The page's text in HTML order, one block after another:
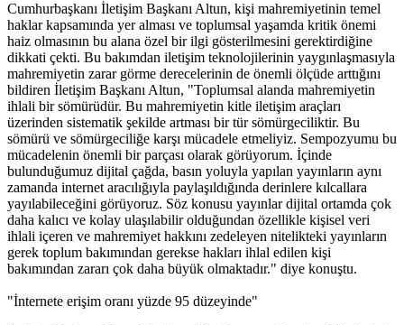
Cumhurbaşkanı İletişim Başkanı Altun, kişi mahremiyetinin temel
haklar kapsamında yer alması ve toplumsal yaşamda kritik önemi
haiz olmasının bu alana özel bir ilgi gösterilmesini gerektirdiğine
dikkati çekti. Bu bakımdan iletişim teknolojilerinin yaygınlaşmasıyla
mahremiyetin zarar görme derecelerinin de önemli ölçüde arttığını
bildiren İletişim Başkanı Altun, "Toplumsal alanda mahremiyetin
ihlali bir sömürüdür. Bu mahremiyetin kitle iletişim araçları
üzerinden sistematik şekilde artması bir tür sömürgeciliktir. Bu
sömürü ve sömürgeciliğe karşı mücadele etmeliyiz. Sempozyumu bu
mücadelenin önemli bir parçası olarak görüyorum. İçinde
bulunduğumuz dijital çağda, basın yoluyla yapılan yayınların aynı
zamanda internet aracılığıyla paylaşıldığında derinlere kılcallara
yayılabileceğini görüyoruz. Söz konusu yayınlar dijital ortamda çok
daha kalıcı ve kolay ulaşılabilir olduğundan özellikle kişisel veri
ihlali içeren ve mahremiyet hakkını zedeleyen nitelikteki yayınların
gerek toplum bakımından gerekse hakları ihlal edilen kişi
bakımından zararı çok daha büyük olmaktadır." diye konuştu.
"İnternete erişim oranı yüzde 95 düzeyinde"